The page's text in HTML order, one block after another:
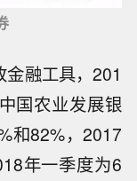
融工具，201
国农业发展银
和82%，2017
年一季度为6